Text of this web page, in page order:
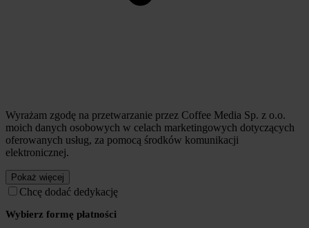
Wyrażam zgodę na przetwarzanie przez Coffee Media Sp. z o.o.
moich danych osobowych w celach marketingowych dotyczących
oferowanych usług, za pomocą środków komunikacji
elektronicznej.
Pokaż więcej
Chcę dodać dedykację
Wybierz formę płatności